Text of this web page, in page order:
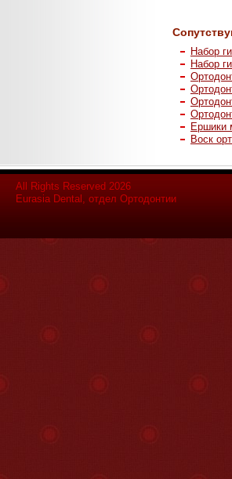
Набор
Набор
Ершики
Воск
All Rights Reserved 2026
Eurasia Dental, отдел Ортодонтии